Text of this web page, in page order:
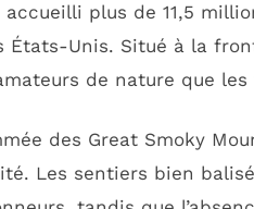
accueilli plus de 11,5
États-Unis. Situé à la
de nature que les
des Great Smoky
Les sentiers bien